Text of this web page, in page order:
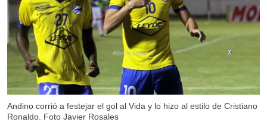
Andino corrió a festejar el gol al Vida y lo hizo al estilo de Cristiano
Ronaldo. Foto Javier Rosales
X